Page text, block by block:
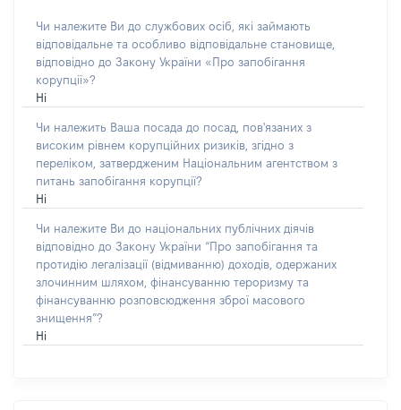
Чи належите Ви до службових осіб, які займають
відповідальне та особливо відповідальне становище,
відповідно до Закону України «Про запобігання
корупції»?
Ні
Чи належить Ваша посада до посад, пов'язаних з
високим рівнем корупційних ризиків, згідно з
переліком, затвердженим Національним агентством з
питань запобігання корупції?
Ні
Чи належите Ви до національних публічних діячів
відповідно до Закону України “Про запобігання та
протидію легалізації (відмиванню) доходів, одержаних
злочинним шляхом, фінансуванню тероризму та
фінансуванню розповсюдження зброї масового
знищення”?
Ні